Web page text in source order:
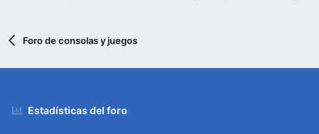
Foro de consolas y juegos
Estadísticas del foro